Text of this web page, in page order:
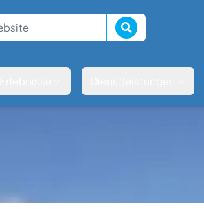
Suche beginnen